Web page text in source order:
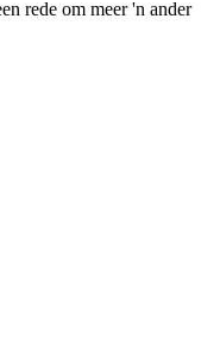
rede om meer 'n ander